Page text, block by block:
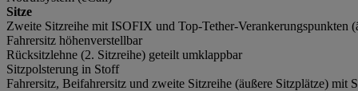
Sitze
Zweite Sitzreihe mit ISOFIX und Top-Tether-Verankerungspunkten
Fahrersitz höhenverstellbar
Rücksitzlehne (2. Sitzreihe) geteilt umklappbar
Sitzpolsterung in Stoff
Fahrersitz, Beifahrersitz und zweite Sitzreihe (äußere Sitzplätze) mit